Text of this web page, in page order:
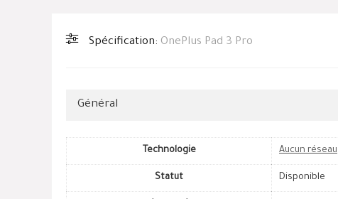
Spécification: OnePlus Pad 3 Pro
Général
Technologie Aucun réseau
Statut Disponible